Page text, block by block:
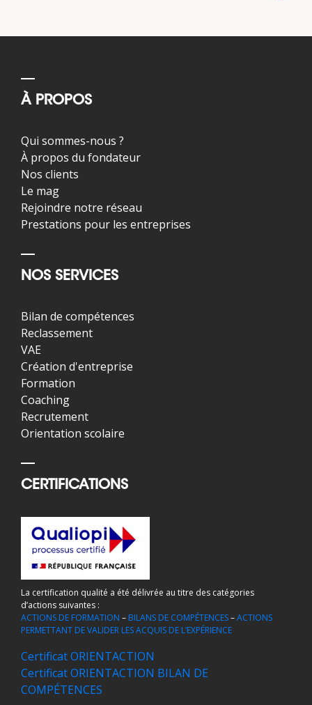
À PROPOS
Qui sommes-nous ?
À propos du fondateur
Nos clients
Le mag
Rejoindre notre réseau
Prestations pour les entreprises
NOS SERVICES
Bilan de compétences
Reclassement
VAE
Création d'entreprise
Formation
Coaching
Recrutement
Orientation scolaire
CERTIFICATIONS
La certification qualité a été délivrée au titre des catégories
d’actions suivantes :
ACTIONS DE FORMATION – BILANS DE COMPÉTENCES–ACTIONS
PERMETTANT DE VALIDER LES ACQUIS DE L’EXPÉRIENCE
Certificat ORIENTACTION
Certificat ORIENTACTION BILAN DE
COMPÉTENCES